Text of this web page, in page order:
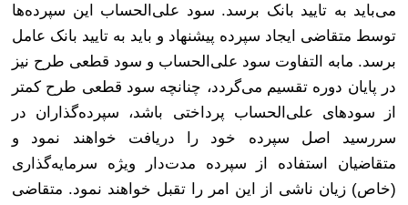
می‌باید به تایید بانک برسد. سود علی‌الحساب این سپرده‌ها
توسط متقاضی ایجاد سپرده پیشنهاد و باید به تایید بانک عامل
برسد. مابه التفاوت سود علی‌الحساب و سود قطعی طرح نیز
در پایان دوره تقسیم می‌گردد، چنانچه سود قطعی طرح کمتر
از سودهای علی‌الحساب پرداختی باشد، سپرده‌گذاران در
سررسید اصل سپرده خود را دریافت خواهند نمود و
متقاضیان استفاده از سپرده مدت‌دار ویژه سرمایه‌گذاری
(خاص) زیان ناشی از این امر را تقبل خواهند نمود. متقاضی